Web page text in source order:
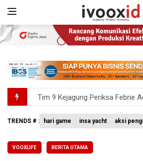
Tim 9 Kejagung Periksa Febrie
BPIP: Satu Siswa Sekolah
Xabi Alonso Sebut Dukungan
TRENDS # : hari game insa yacht aksi
VOOXLIFE BERITA UTAMA